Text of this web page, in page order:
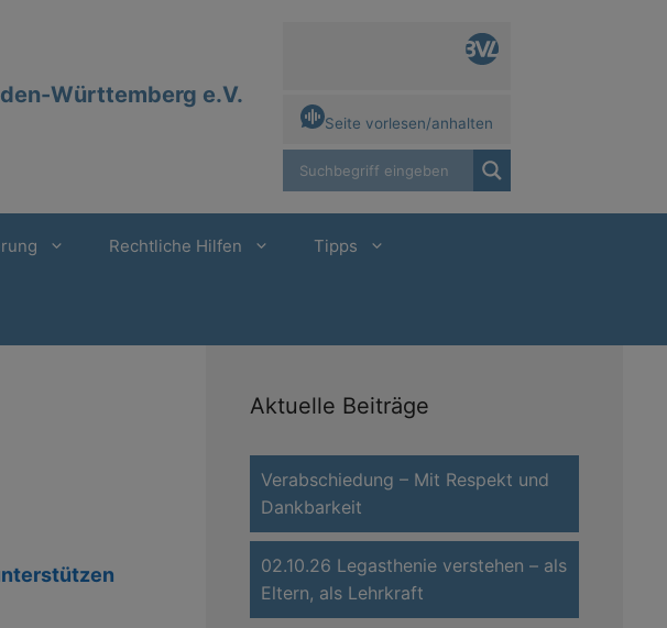
Württemberg e.V.
Seite vorlesen/anhalten
Rechtliche Hilfen Tipps
Aktuelle Beiträge
Verabschiedung – Mit Respekt und
Dankbarkeit
02.10.26 Legasthenie verstehen – als
Eltern, als Lehrkraft